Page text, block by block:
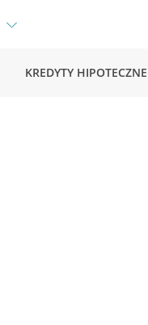
KREDYTY HIPOTECZNE